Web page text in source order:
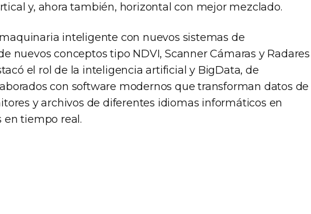
y, ahora también, horizontal con mejor mezclado.
inteligente con nuevos sistemas de
nuevos conceptos tipo NDVI, Scanner Cámaras y Radares
el rol de la inteligencia artificial y BigData, de
con software modernos que transforman datos de
y archivos de diferentes idiomas informáticos en
en tiempo real.